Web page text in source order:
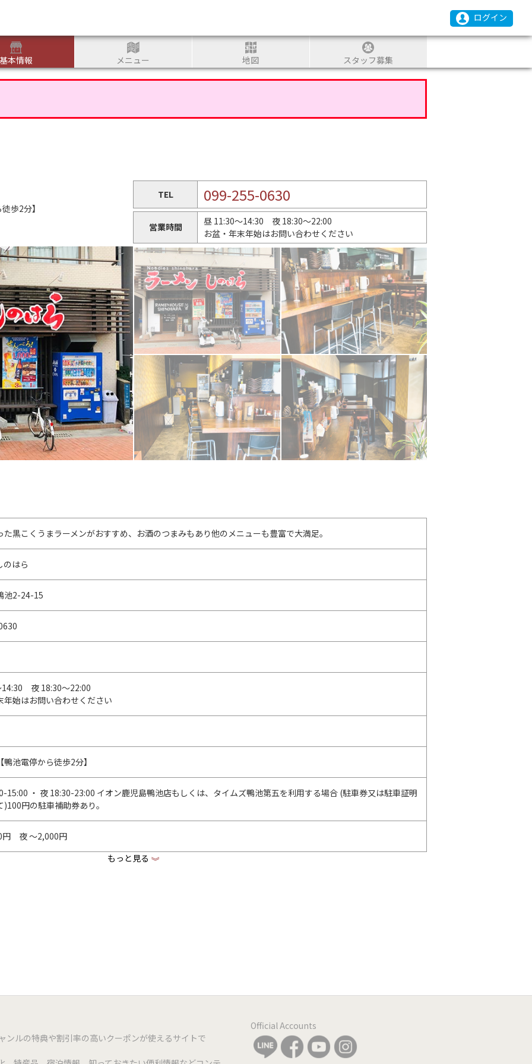
ログイン
本情報 メニュー 地図 スタッフ募集
歩2分】
TEL 099-255-0630
営業時間
昼 11:30～14:30 夜 18:30～22:00
お盆・年末年始はお問い合わせください
た黒こくうまラーメンがおすすめ、お酒のつまみもあり他のメニューも豊富で大満足。
のはら
池2-24-15
14:30 夜 18:30～22:00
年始はお問い合わせください
池電停から徒歩2分】
15:00 ・ 夜 18:30-23:00 イオン鹿児島鴨池店もしくは、タイムズ鴨池第五を利用する場合 (駐車券又は駐車証明
円の駐車補助券あり。
円 夜 ～2,000円
席x2
もっと見る 《
ンルの特典や割引率の高いクーポンが使えるサイトで
Official Accounts